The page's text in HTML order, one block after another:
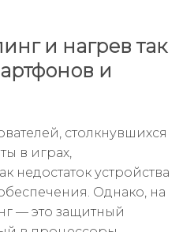
и нагрев так
и
столкнувшихся
в играх,
недостаток устройства
Однако, на
— это защитный